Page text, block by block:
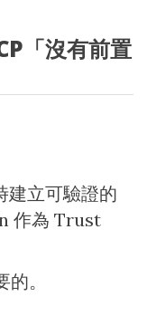
「沒有前置
建立可驗證的
作為 Trust
。